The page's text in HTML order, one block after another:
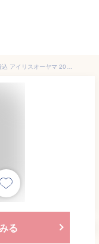
＼店長涙目！激アツ商品／ エアコン 6畳 工事費込 アイリスオーヤマ 2024年モデル 内部清浄 ルームエアコン クーラー 2.2kw 省エネ 寝室 冷暖房 冷房 暖房 リビング 一人暮らし 新生活 工事費込み 工事込み 工事込 IRA-2205R【楽天リフォーム認定商品】
る